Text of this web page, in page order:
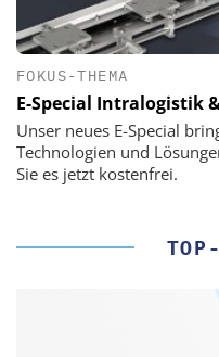
FOKUS-THEMA
E-Special Intralogistik
Unser neues E-Special
Technologien und
Sie es jetzt kostenfrei.